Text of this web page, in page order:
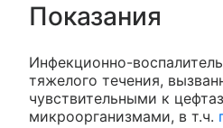
Показания
Инфекционно-
тяжелого течения,
чувствительными к
микроорганизмами, в т.ч.